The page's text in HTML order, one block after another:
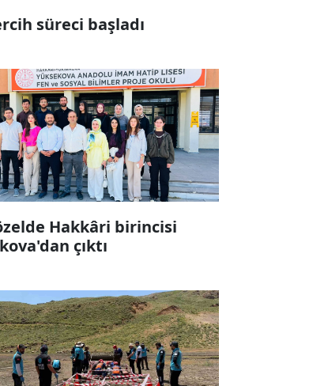
süreci başladı
Hakkâri birincisi
çıktı